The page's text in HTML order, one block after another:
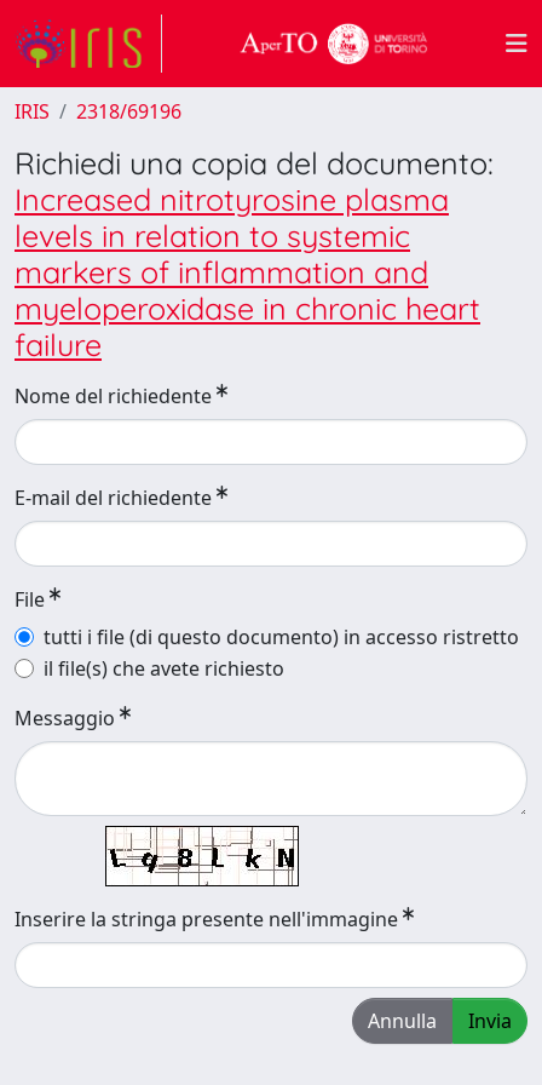
IRIS 2318/69196
Richiedi una copia del documento:
Increased nitrotyrosine plasma
levels in relation to systemic
markers of inflammation and
myeloperoxidase in chronic heart
failure
Nome del richiedente
E-mail del richiedente
File
tutti i file (di questo documento) in accesso ristretto
il file(s) che avete richiesto
Messaggio
Inserire la stringa presente nell'immagine
Annulla Invia